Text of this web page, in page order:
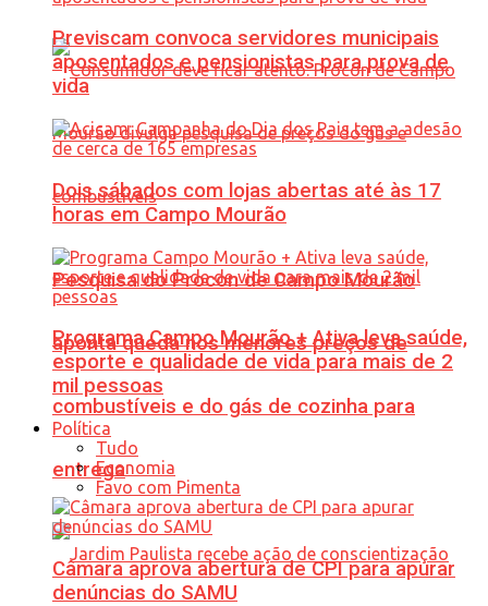
Pesquisa do Procon de Campo Mourão
aponta queda nos menores preços de
combustíveis e do gás de cozinha para
entrega
Previscam convoca servidores municipais
aposentados e pensionistas para prova de
vida
Dois sábados com lojas abertas até às 17
horas em Campo Mourão
Programa Campo Mourão + Ativa leva saúde,
esporte e qualidade de vida para mais de 2
mil pessoas
Política
Tudo
Economia
Favo com Pimenta
Câmara aprova abertura de CPI para apurar
denúncias do SAMU